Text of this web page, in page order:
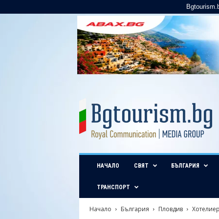
u
i
b
НАЧАЛО СВЯТ БЪЛГАРИЯ
ТРАНСПОРТ
Начало България Пловдив